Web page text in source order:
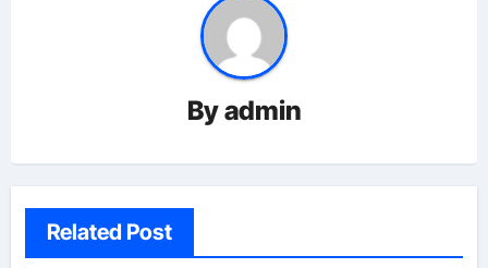
ン
Byadmin
Related Post